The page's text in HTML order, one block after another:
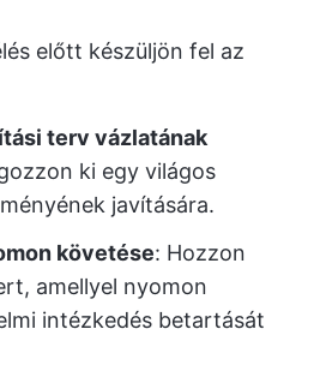
előtt készüljön fel az
terv vázlatának
ki egy világos
javítására.
követése: Hozzon
amellyel nyomon
intézkedés betartását